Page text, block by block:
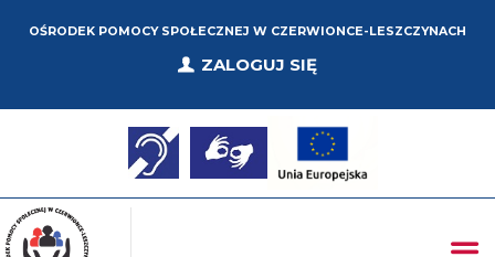
OŚRODEK POMOCY SPOŁECZNEJ W CZERWIONCE-LESZCZYNACH
ZALOGUJ SIĘ